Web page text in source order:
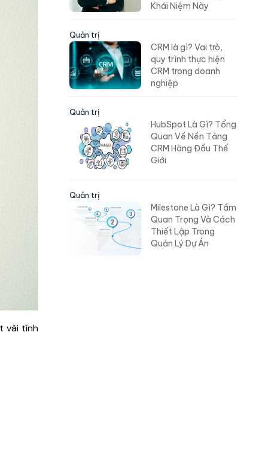
vài tính
Khái Niệm Này
Quản trị
CRM là gì? Vai trò,
quy trình thực hiện
CRM trong doanh
nghiệp
Quản trị
HubSpot Là Gì? Tổng
Quan Về Nền Tảng
CRM Hàng Đầu Thế
Giới
Quản trị
Milestone Là Gì? Tầm
Quan Trọng Và Cách
Thiết Lập Trong
Quản Lý Dự Án